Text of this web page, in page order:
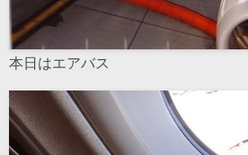
本日はエアバス